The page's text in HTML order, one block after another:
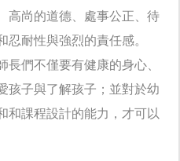
高尚的道德、處事公正、待
忍耐性與強烈的責任感。
長們不僅要有健康的身心、
孩子與了解孩子；並對於幼
和課程設計的能力，才可以